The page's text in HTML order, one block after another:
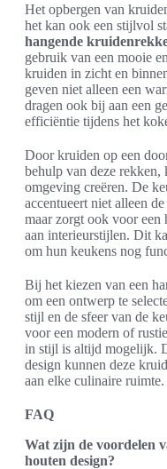
Het opbergen van
het kan ook een stijlvol
hangende
gebruik van een mooie
kruiden in zicht en
geven niet alleen een
dragen ook bij aan een
efficiëntie tijdens het
Door kruiden op een
behulp van deze rekken,
omgeving creëren. De
accentueert niet alleen
maar zorgt ook voor een
aan interieurstijlen. Dit
om hun keukens nog
Bij het kiezen van een
om een ontwerp te
stijl en de sfeer van de
voor een modern of
in stijl is altijd mogelijk.
design kunnen deze
aan elke culinaire ruimte.
FAQ
Wat zijn de voordelen
houten design?